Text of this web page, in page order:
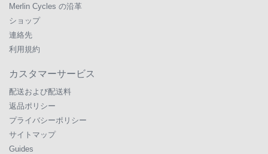
Merlin Cycles の沿革
ショップ
連絡先
利用規約
カスタマーサービス
配送および配送料
返品ポリシー
プライバシーポリシー
サイトマップ
Guides